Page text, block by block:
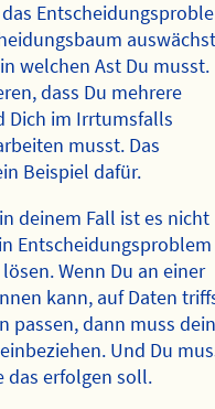
welchen Ast Du musst.
dass Du mehrere
Dich im Irrtumsfalls
musst. Das
Beispiel dafür.
deinem Fall ist es nicht
Entscheidungsproblem
Wenn Du an einer
kann, auf Daten
passen, dann muss
Und Du
das erfolgen soll.